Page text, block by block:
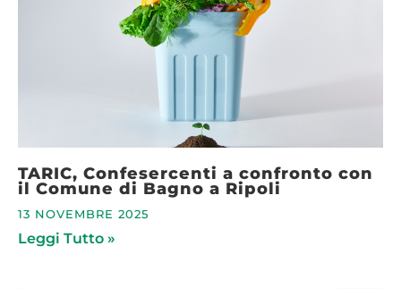
TARIC, Confesercenti a confronto con
il Comune di Bagno a Ripoli
13 NOVEMBRE 2025
Leggi Tutto »